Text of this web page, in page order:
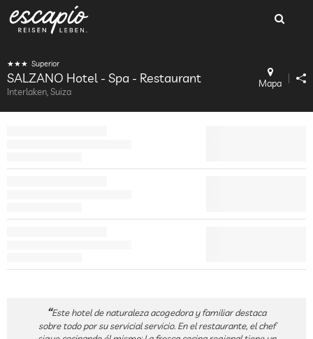
Superior
SALZANO Hotel - Spa - Restaurant
Interlaken, Suiza
Mapa
Este hotel de naturaleza acogedora y familiar destaca
sobre todo por su servicial servicio. En el restaurante, el chef